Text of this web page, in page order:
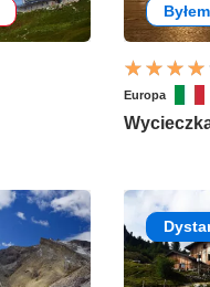
Europa